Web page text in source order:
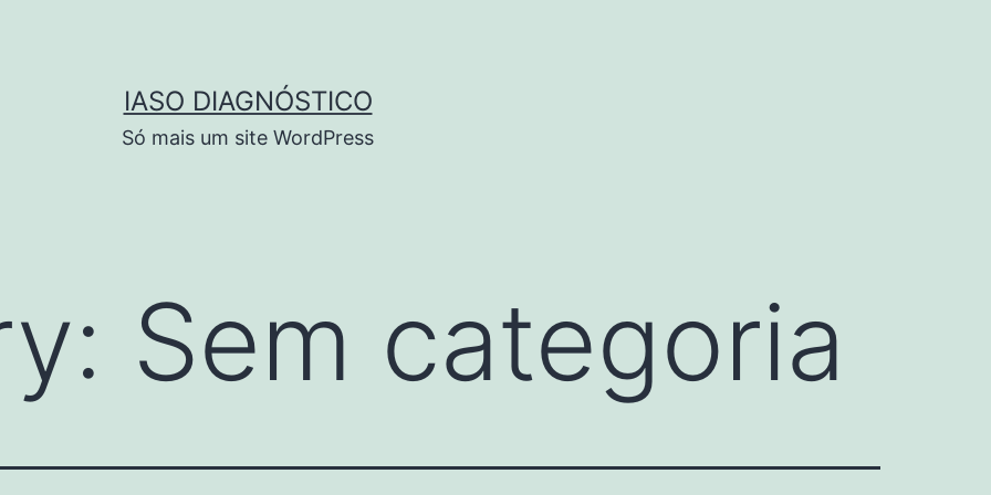
IASO DIAGNÓSTICO
Só mais um site WordPress
Sem categoria